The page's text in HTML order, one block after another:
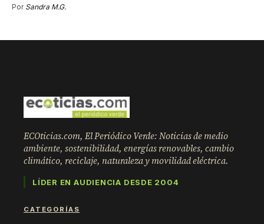
Por Sandra M.G.
ECOticias.com, El Periódico Verde: Noticias de medio
ambiente, sostenibilidad, energías renovables, cambio
climático, reciclaje, naturaleza y movilidad eléctrica.
LÍDER EN AUDIENCIA DESDE 2004
CATEGORÍAS